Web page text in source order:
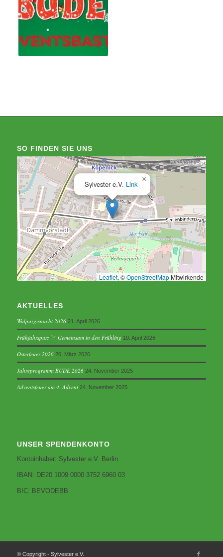
SO FINDEN SIE UNS
Sylvester e.V. Link
×
Leaflet, ©OpenStreetMapMitwirkende
AKTUELLES
Walpurgisnacht 2026 21. April 2026
Frühjahrsputz Gemeinsam in den Frühling 10. April 2026
Osterfeuer 2026 20. März 2026
Jahreprogramm BUDE 2026 24. November 2025
Adventsfeuer am 4. Advent 24. November 2025
UNSER SPENDENKONTO
Kontoinhaber: Sylvester e.V. Berlin
IBAN: DE20 1009 0000 3752 6960 03
BIC: BEVODEBB
© Copyright - Sylvester e.V.